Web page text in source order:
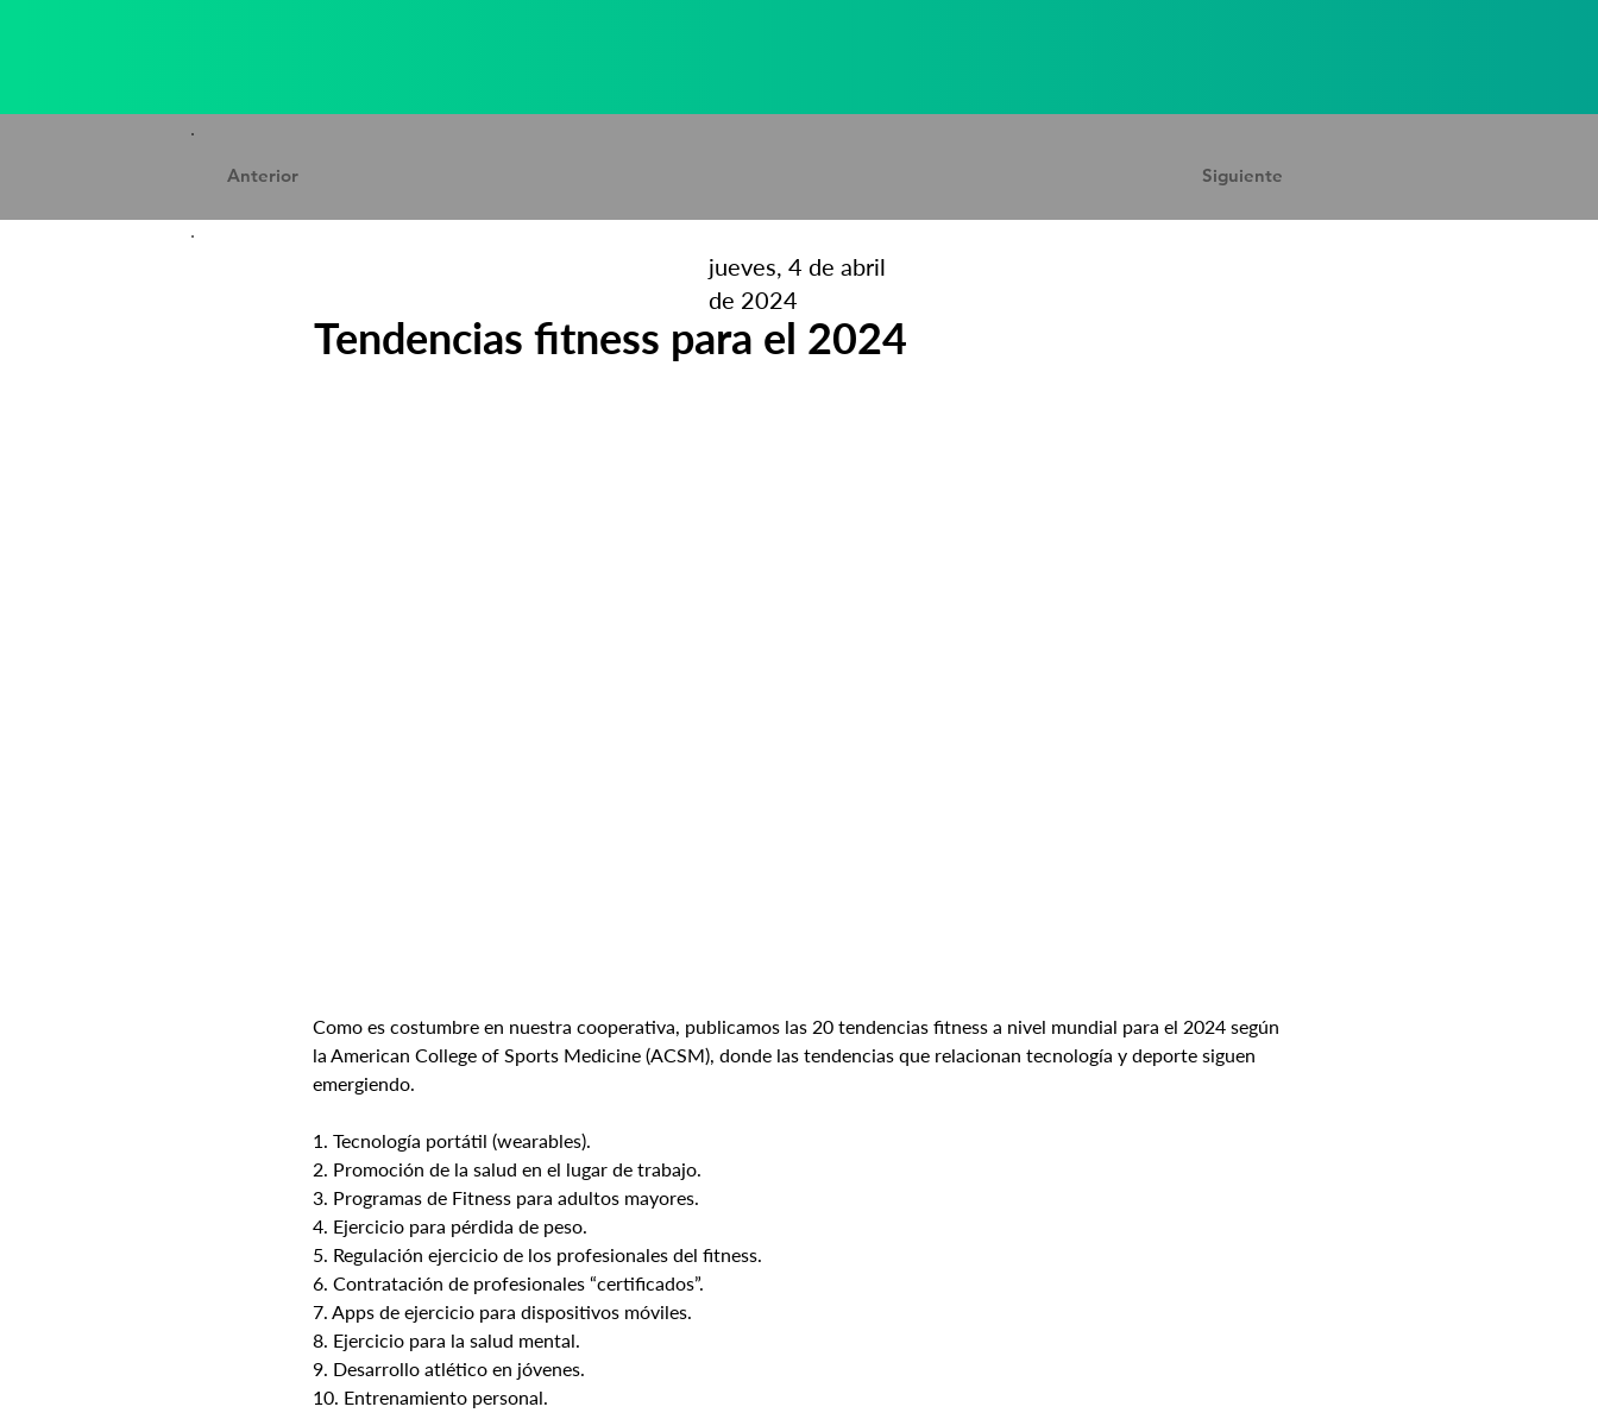
Siguiente
Anterior
jueves, 4 de abril
de 2024
Tendencias fitness para el 2024
Como es costumbre en nuestra cooperativa, publicamos las 20 tendencias fitness a nivel mundial para el 2024 según
la American College of Sports Medicine (ACSM), donde las tendencias que relacionan tecnología y deporte siguen
emergiendo.
1. Tecnología portátil (wearables).
2. Promoción de la salud en el lugar de trabajo.
3. Programas de Fitness para adultos mayores.
4. Ejercicio para pérdida de peso.
5. Regulación ejercicio de los profesionales del fitness.
6. Contratación de profesionales “certificados”.
7. Apps de ejercicio para dispositivos móviles.
8. Ejercicio para la salud mental.
9. Desarrollo atlético en jóvenes.
10. Entrenamiento personal.